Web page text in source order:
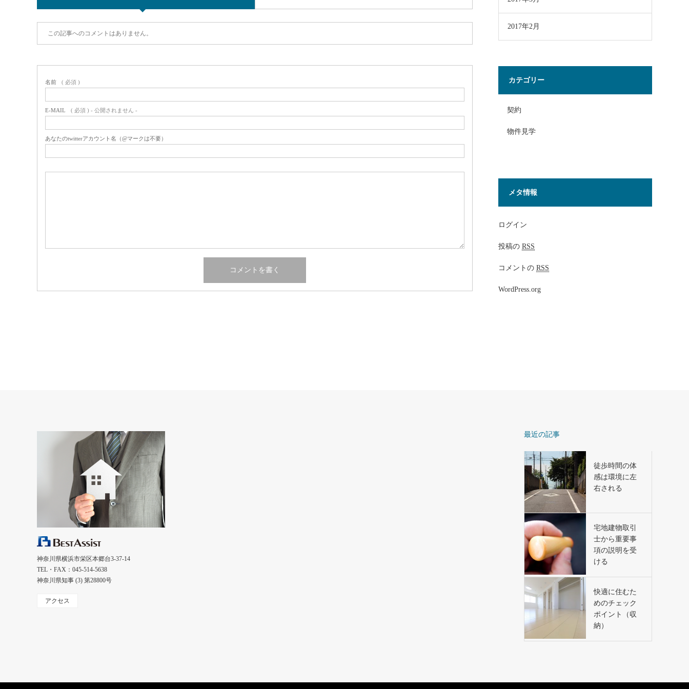
この記事へのコメントはありません。
名前 ( 必須 )
E-MAIL ( 必須 ) - 公開されません -
あなたのtwitterアカウント名（@マークは不要）
2017年2月
カテゴリー
契約
物件見学
メタ情報
ログイン
投稿の RSS
コメントの RSS
WordPress.org
最近の記事
徒歩時間の体
感は環境に左
右される
宅地建物取引
士から重要事
項の説明を受
ける
快適に住むた
めのチェック
ポイント（収
納）
神奈川県横浜市栄区本郷台3-37-14
TEL・FAX：045-514-5638
神奈川県知事 (3) 第28800号
アクセス